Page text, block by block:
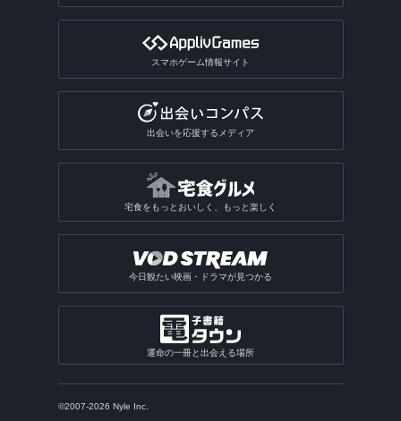
スマホゲーム情報サイト
出会いを応援するメディア
宅食をもっとおいしく、もっと楽しく
今日観たい映画・ドラマが見つかる
運命の一冊と出会える場所
©2007-2026 Nyle Inc.